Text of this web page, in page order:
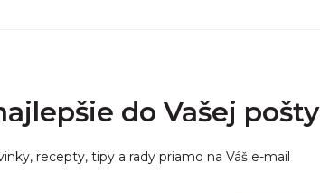
do Vašej pošty
recepty, tipy a rady priamo na Váš e-mail